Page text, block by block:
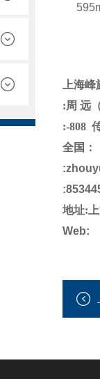
上海峰
:周 远
:-808
全国：
:
地址:
Web: